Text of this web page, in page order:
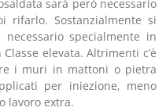
sarà però necessario
rifarlo. Sostanzialmente si
specialmente in
elevata. Altrimenti c’è
i muri in mattoni o pietra
per iniezione, meno
lavoro extra.